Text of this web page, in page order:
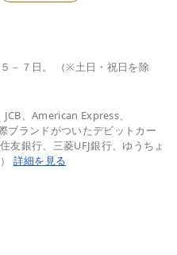
－７日。 （※土日・祝日を除
、American Express、
ブランドがついたデビットカー
友銀行、三菱UFJ銀行、ゆうちょ
詳細を見る